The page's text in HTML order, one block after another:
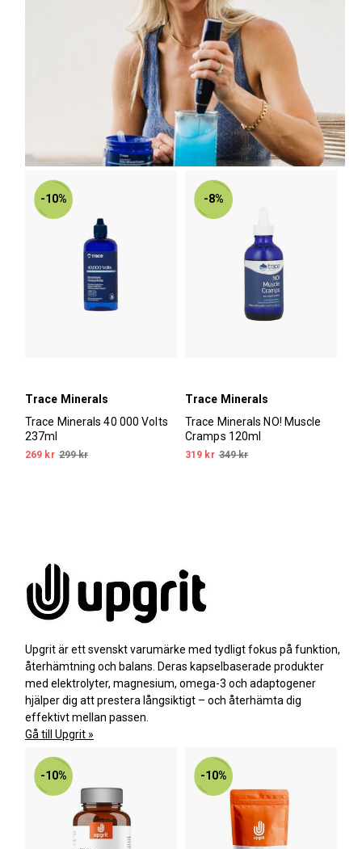
-10%
Trace Minerals
Trace Minerals 40 000 Volts
237ml
269 kr 299 kr
-8%
Trace Minerals
Trace Minerals NO! Muscle
Cramps 120ml
319 kr 349 kr
Upgrit är ett svenskt varumärke med tydligt fokus på funktion,
återhämtning och balans. Deras kapselbaserade produkter
med elektrolyter, magnesium, omega-3 och adaptogener
hjälper dig att prestera långsiktigt – och återhämta dig
effektivt mellan passen.
Gå till Upgrit »
-10% -10%